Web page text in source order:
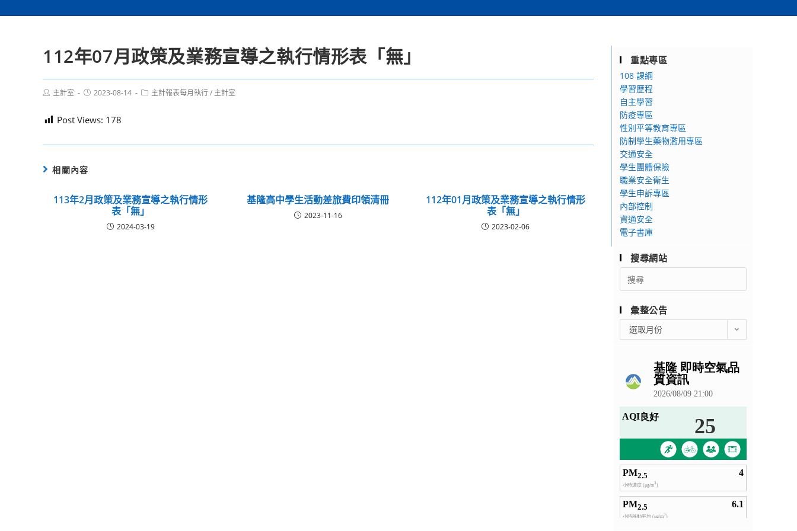
112年07月政策及業務宣導之執行情形表「無」
Post主計室
Post2023-08-14
Post主計報表每月執行/ 主計室
Post Views: 178
相關內容
113年2月政策及業務宣導之執行情形
表「無」
2024-03-19
基隆高中學生活動差旅費印領清冊
2023-11-16
112年01月政策及業務宣導之執行情形
表「無」
2023-02-06
重點專區
108 課綱
學習歷程
自主學習
防疫專區
性別平等教育專區
防制學生藥物濫用專區
交通安全
學生團體保險
職業安全衛生
學生申訴專區
內部控制
資通安全
電子書庫
搜尋網站
Search
for:
彙整公告
整
選取月份